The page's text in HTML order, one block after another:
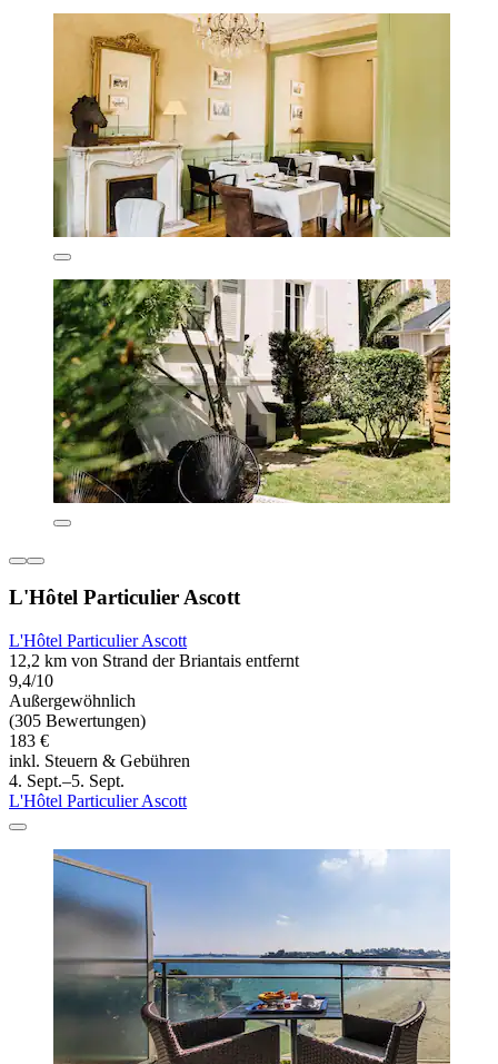
L'Hôtel Particulier Ascott
L'Hôtel Particulier Ascott
12,2 km von Strand der Briantais entfernt
9,4/10
Außergewöhnlich
(305 Bewertungen)
183 €
inkl. Steuern & Gebühren
4. Sept.–5. Sept.
L'Hôtel Particulier Ascott